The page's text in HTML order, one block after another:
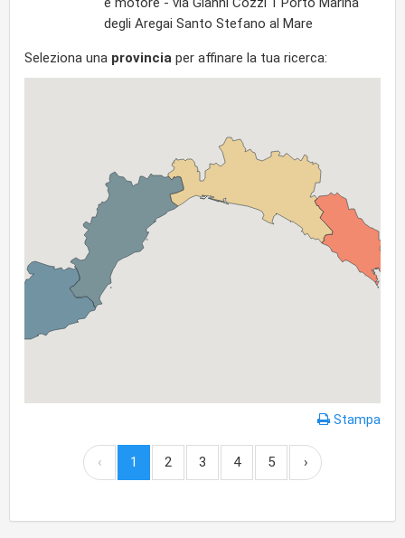
degli Aregai Santo Stefano al Mare
Seleziona una provincia per affinare la tua ricerca:
Stampa
‹ 1 2 3 4 5 ›